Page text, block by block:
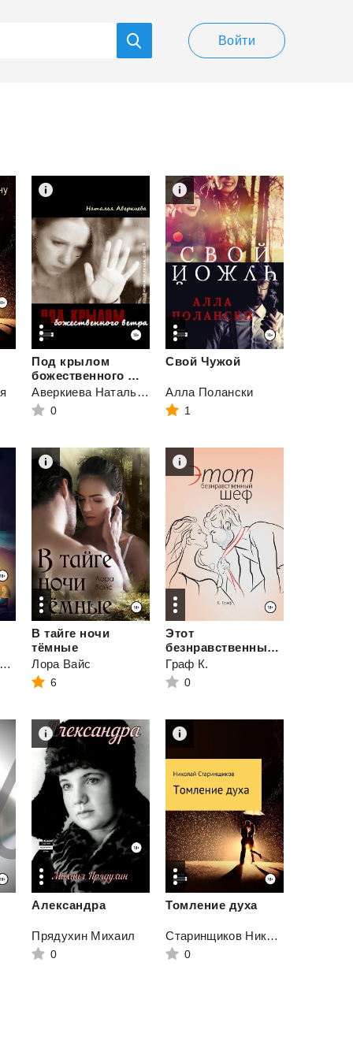
Войти
Под крылом
божественного ветра
Аверкиева Наталья "Иманка"
0
Свой Чужой
Алла Полански
1
Екатерина
В тайге ночи
тёмные
Лора Вайс
6
Этот
безнравственный шеф
Граф К.
0
Александра
Прядухин Михаил
0
Томление духа
Старинщиков Николай
0